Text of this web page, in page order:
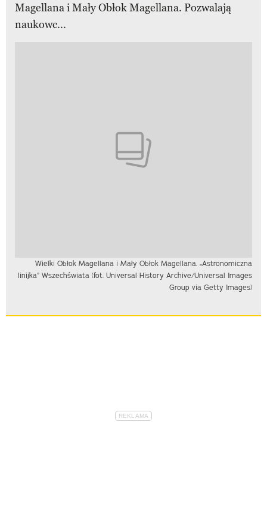
Magellana i Mały Obłok Magellana. Pozwalają
naukowc...
Wielki Obłok Magellana i Mały Obłok Magellana. „Astronomiczna
linijka” Wszechświata (fot. Universal History Archive/Universal Images
Group via Getty Images)